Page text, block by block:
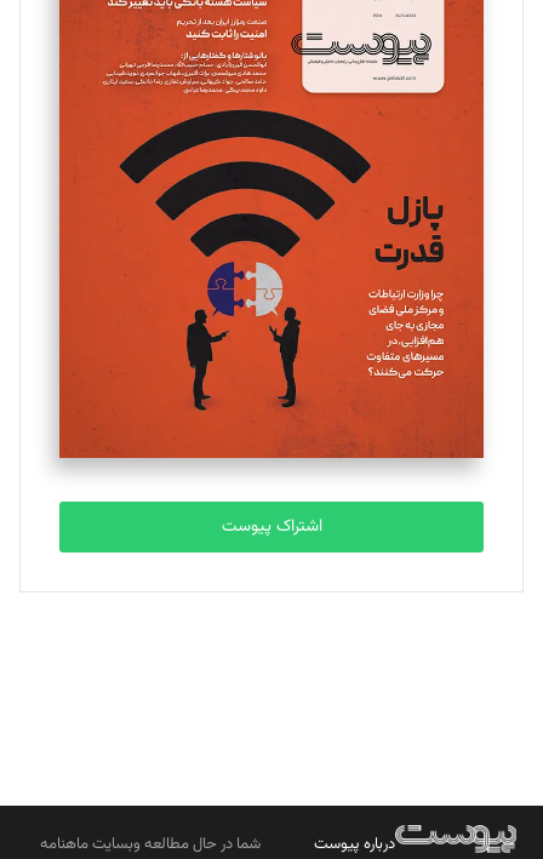
تحریریه
مینا پاکدل
یسنا امان‌پور
تحریریه
ملینا جعفری
تحریریه
مصطفی مسجدی آرانی
تحریریه
بابک نقاش
تحریریه
اشتراک پیوست
درباره پیوست
شما در حال مطالعه وبسایت ماهنامه